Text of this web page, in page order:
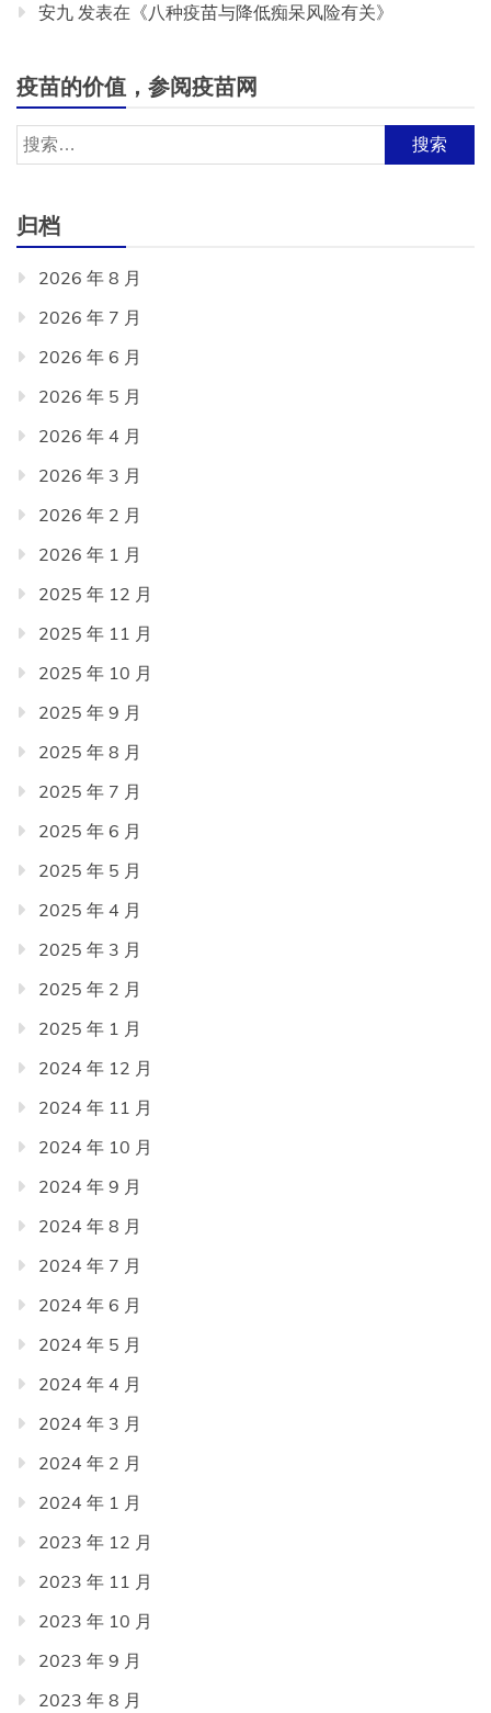
安九 发表在《八种疫苗与降低痴呆风险有关》
疫苗的价值，参阅疫苗网
搜
索：
归档
2026 年 8 月
2026 年 7 月
2026 年 6 月
2026 年 5 月
2026 年 4 月
2026 年 3 月
2026 年 2 月
2026 年 1 月
2025 年 12 月
2025 年 11 月
2025 年 10 月
2025 年 9 月
2025 年 8 月
2025 年 7 月
2025 年 6 月
2025 年 5 月
2025 年 4 月
2025 年 3 月
2025 年 2 月
2025 年 1 月
2024 年 12 月
2024 年 11 月
2024 年 10 月
2024 年 9 月
2024 年 8 月
2024 年 7 月
2024 年 6 月
2024 年 5 月
2024 年 4 月
2024 年 3 月
2024 年 2 月
2024 年 1 月
2023 年 12 月
2023 年 11 月
2023 年 10 月
2023 年 9 月
2023 年 8 月